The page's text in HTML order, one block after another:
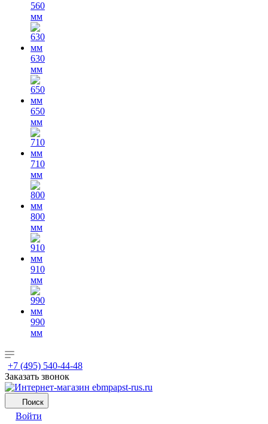
560
мм
630
мм
650
мм
710
мм
800
мм
910
мм
990
мм
+7 (495) 540-44-48
Заказать звонок
Поиск
Войти